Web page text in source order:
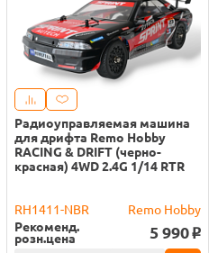
Радиоуправляемая машина
для дрифта Remo Hobby
RACING & DRIFT (черно-
красная) 4WD 2.4G 1/14 RTR
RH1411-NBR
Remo Hobby
Рекоменд.
розн.цена 5 990 o